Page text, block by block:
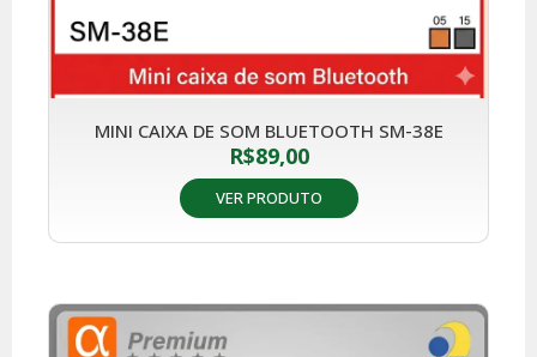
MINI CAIXA DE SOM BLUETOOTH SM-38E
R$89,00
VER PRODUTO